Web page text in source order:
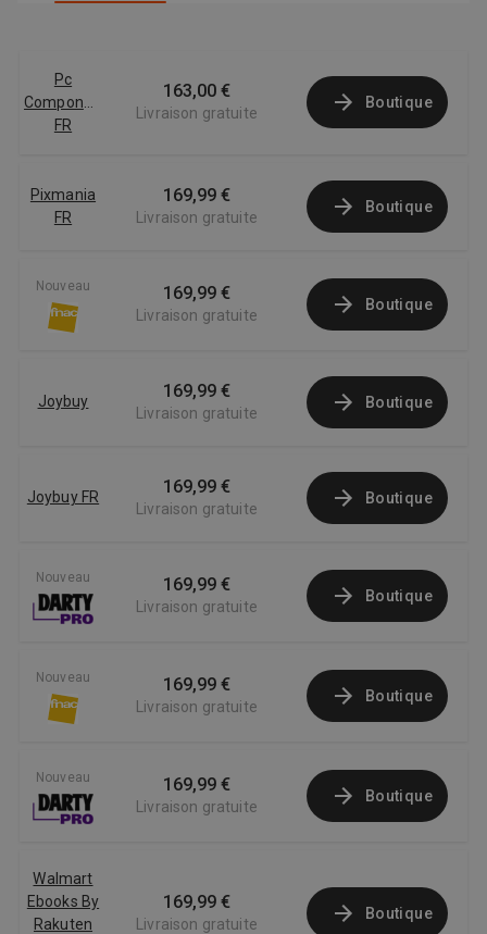
Pc
Componentes
FR
163,00 €
Livraison gratuite
Boutique
Pixmania
FR
169,99 €
Livraison gratuite
Boutique
Nouveau 169,99 €
Livraison gratuite
Boutique
Joybuy 169,99 €
Livraison gratuite
Boutique
Joybuy FR 169,99 €
Livraison gratuite
Boutique
Nouveau 169,99 €
Livraison gratuite
Boutique
Nouveau 169,99 €
Livraison gratuite
Boutique
Nouveau 169,99 €
Livraison gratuite
Boutique
Walmart
Ebooks By
Rakuten
169,99 €
Livraison gratuite
Boutique